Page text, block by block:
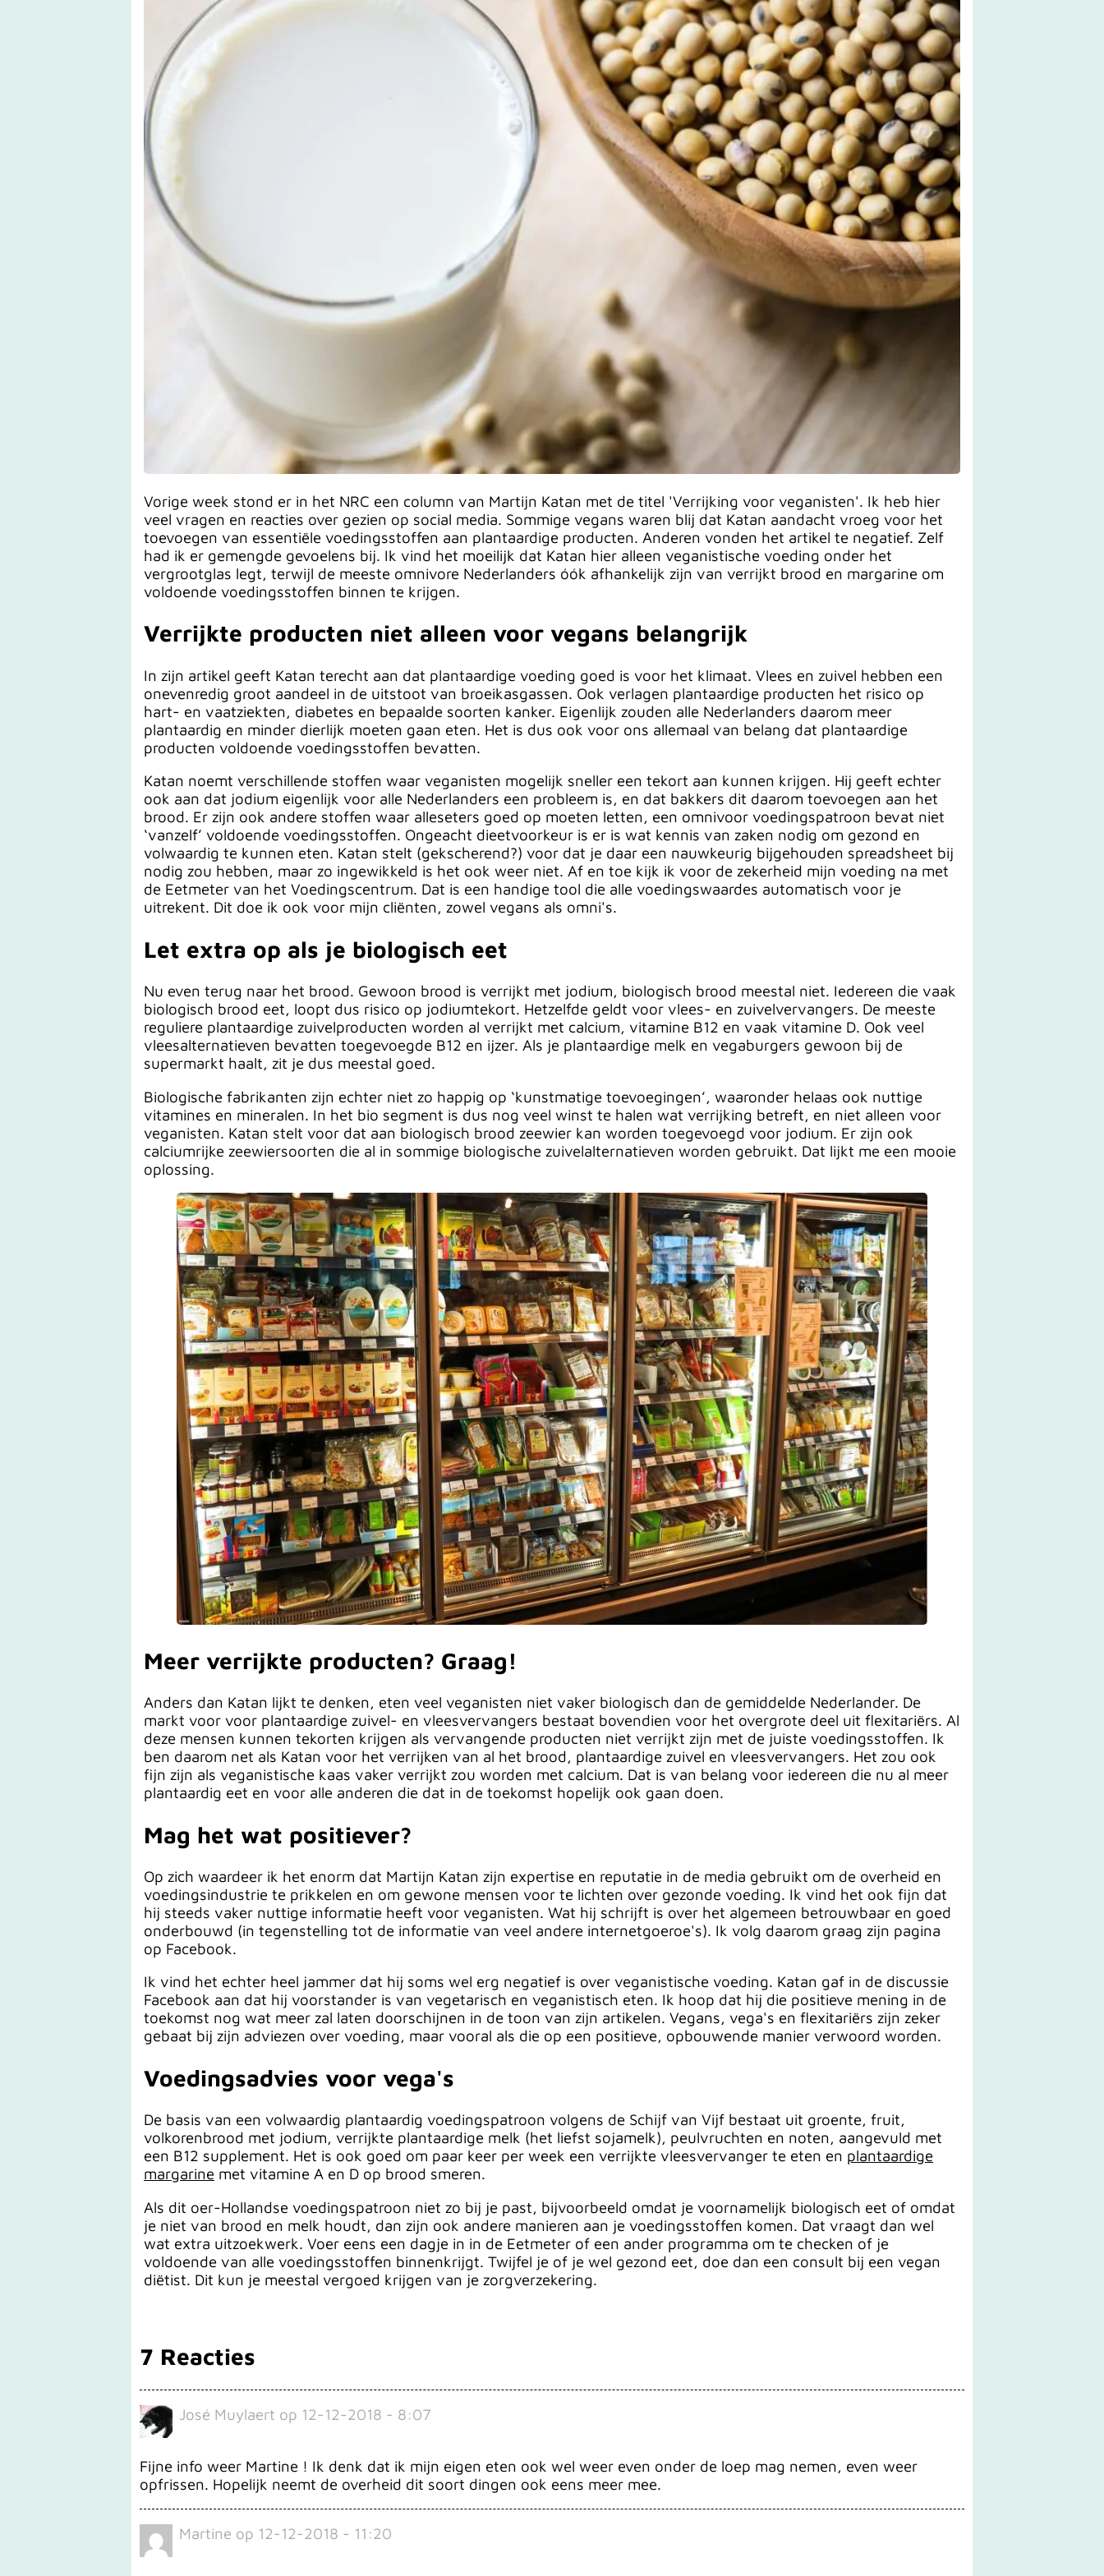
Vorige week stond er in het NRC een column van Martijn Katan met de titel 'Verrijking voor veganisten'. Ik heb hier
veel vragen en reacties over gezien op social media. Sommige vegans waren blij dat Katan aandacht vroeg voor het
toevoegen van essentiële voedingsstoffen aan plantaardige producten. Anderen vonden het artikel te negatief. Zelf
had ik er gemengde gevoelens bij. Ik vind het moeilijk dat Katan hier alleen veganistische voeding onder het
vergrootglas legt, terwijl de meeste omnivore Nederlanders óók afhankelijk zijn van verrijkt brood en margarine om
voldoende voedingsstoffen binnen te krijgen.
Verrijkte producten niet alleen voor vegans belangrijk
In zijn artikel geeft Katan terecht aan dat plantaardige voeding goed is voor het klimaat. Vlees en zuivel hebben een
onevenredig groot aandeel in de uitstoot van broeikasgassen. Ook verlagen plantaardige producten het risico op
hart- en vaatziekten, diabetes en bepaalde soorten kanker. Eigenlijk zouden alle Nederlanders daarom meer
plantaardig en minder dierlijk moeten gaan eten. Het is dus ook voor ons allemaal van belang dat plantaardige
producten voldoende voedingsstoffen bevatten.
Katan noemt verschillende stoffen waar veganisten mogelijk sneller een tekort aan kunnen krijgen. Hij geeft echter
ook aan dat jodium eigenlijk voor alle Nederlanders een probleem is, en dat bakkers dit daarom toevoegen aan het
brood. Er zijn ook andere stoffen waar alleseters goed op moeten letten, een omnivoor voedingspatroon bevat niet
‘vanzelf’ voldoende voedingsstoffen. Ongeacht dieetvoorkeur is er is wat kennis van zaken nodig om gezond en
volwaardig te kunnen eten. Katan stelt (gekscherend?) voor dat je daar een nauwkeurig bijgehouden spreadsheet bij
nodig zou hebben, maar zo ingewikkeld is het ook weer niet. Af en toe kijk ik voor de zekerheid mijn voeding na met
de Eetmeter van het Voedingscentrum. Dat is een handige tool die alle voedingswaardes automatisch voor je
uitrekent. Dit doe ik ook voor mijn cliënten, zowel vegans als omni's.
Let extra op als je biologisch eet
Nu even terug naar het brood. Gewoon brood is verrijkt met jodium, biologisch brood meestal niet. Iedereen die vaak
biologisch brood eet, loopt dus risico op jodiumtekort. Hetzelfde geldt voor vlees- en zuivelvervangers. De meeste
reguliere plantaardige zuivelproducten worden al verrijkt met calcium, vitamine B12 en vaak vitamine D. Ook veel
vleesalternatieven bevatten toegevoegde B12 en ijzer. Als je plantaardige melk en vegaburgers gewoon bij de
supermarkt haalt, zit je dus meestal goed.
Biologische fabrikanten zijn echter niet zo happig op ‘kunstmatige toevoegingen’, waaronder helaas ook nuttige
vitamines en mineralen. In het bio segment is dus nog veel winst te halen wat verrijking betreft, en niet alleen voor
veganisten. Katan stelt voor dat aan biologisch brood zeewier kan worden toegevoegd voor jodium. Er zijn ook
calciumrijke zeewiersoorten die al in sommige biologische zuivelalternatieven worden gebruikt. Dat lijkt me een mooie
oplossing.
Meer verrijkte producten? Graag!
Anders dan Katan lijkt te denken, eten veel veganisten niet vaker biologisch dan de gemiddelde Nederlander. De
markt voor voor plantaardige zuivel- en vleesvervangers bestaat bovendien voor het overgrote deel uit flexitariërs. Al
deze mensen kunnen tekorten krijgen als vervangende producten niet verrijkt zijn met de juiste voedingsstoffen. Ik
ben daarom net als Katan voor het verrijken van al het brood, plantaardige zuivel en vleesvervangers. Het zou ook
fijn zijn als veganistische kaas vaker verrijkt zou worden met calcium. Dat is van belang voor iedereen die nu al meer
plantaardig eet en voor alle anderen die dat in de toekomst hopelijk ook gaan doen.
Mag het wat positiever?
Op zich waardeer ik het enorm dat Martijn Katan zijn expertise en reputatie in de media gebruikt om de overheid en
voedingsindustrie te prikkelen en om gewone mensen voor te lichten over gezonde voeding. Ik vind het ook fijn dat
hij steeds vaker nuttige informatie heeft voor veganisten. Wat hij schrijft is over het algemeen betrouwbaar en goed
onderbouwd (in tegenstelling tot de informatie van veel andere internetgoeroe's). Ik volg daarom graag zijn pagina
op Facebook.
Ik vind het echter heel jammer dat hij soms wel erg negatief is over veganistische voeding. Katan gaf in de discussie
Facebook aan dat hij voorstander is van vegetarisch en veganistisch eten. Ik hoop dat hij die positieve mening in de
toekomst nog wat meer zal laten doorschijnen in de toon van zijn artikelen. Vegans, vega's en flexitariërs zijn zeker
gebaat bij zijn adviezen over voeding, maar vooral als die op een positieve, opbouwende manier verwoord worden.
Voedingsadvies voor vega's
De basis van een volwaardig plantaardig voedingspatroon volgens de Schijf van Vijf bestaat uit groente, fruit,
volkorenbrood met jodium, verrijkte plantaardige melk (het liefst sojamelk), peulvruchten en noten, aangevuld met
een B12 supplement. Het is ook goed om paar keer per week een verrijkte vleesvervanger te eten en plantaardige
margarine met vitamine A en D op brood smeren.
Als dit oer-Hollandse voedingspatroon niet zo bij je past, bijvoorbeeld omdat je voornamelijk biologisch eet of omdat
je niet van brood en melk houdt, dan zijn ook andere manieren aan je voedingsstoffen komen. Dat vraagt dan wel
wat extra uitzoekwerk. Voer eens een dagje in in de Eetmeter of een ander programma om te checken of je
voldoende van alle voedingsstoffen binnenkrijgt. Twijfel je of je wel gezond eet, doe dan een consult bij een vegan
diëtist. Dit kun je meestal vergoed krijgen van je zorgverzekering.
7 Reacties
José Muylaert op 12-12-2018 - 8:07
Fijne info weer Martine ! Ik denk dat ik mijn eigen eten ook wel weer even onder de loep mag nemen, even weer
opfrissen. Hopelijk neemt de overheid dit soort dingen ook eens meer mee.
Martine op 12-12-2018 - 11:20